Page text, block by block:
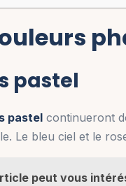
pastel
pastel continueront
Le bleu ciel et le
peut vous